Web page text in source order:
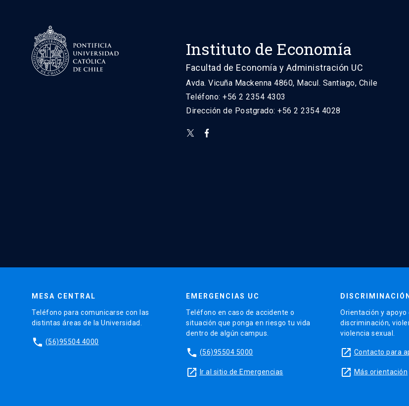
Instituto de Economía
Facultad de Economía y Administración UC
Avda. Vicuña Mackenna 4860, Macul. Santiago, Chile
Teléfono: +56 2 2354 4303
Dirección de Postgrado: +56 2 2354 4028
MESA CENTRAL
Teléfono para comunicarse con las
distintas áreas de la Universidad.
phone (56)95504 4000
EMERGENCIAS UC
Teléfono en caso de accidente o
situación que ponga en riesgo tu vida
dentro de algún campus.
phone (56)95504 5000
launch Ir al sitio de Emergencias
Orientación y apoyo
discriminación,
violencia sexual.
launch Contacto para
launch Más orientación